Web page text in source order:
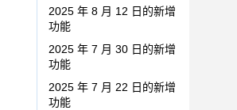
2025 年 8 月 12 日的新增
功能
2025 年 7 月 30 日的新增
功能
2025 年 7 月 22 日的新增
功能